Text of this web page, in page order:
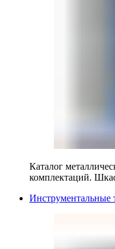
Каталог
комплектаций.
Инструментальные